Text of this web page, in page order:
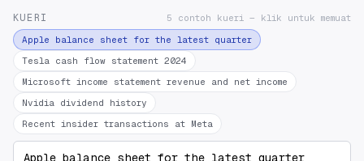
KUERI 5 contoh kueri — klik untuk memuat
Apple balance sheet for the latest quarter
Tesla cash flow statement 2024
Microsoft income statement revenue and net income
Nvidia dividend history
Recent insider transactions at Meta